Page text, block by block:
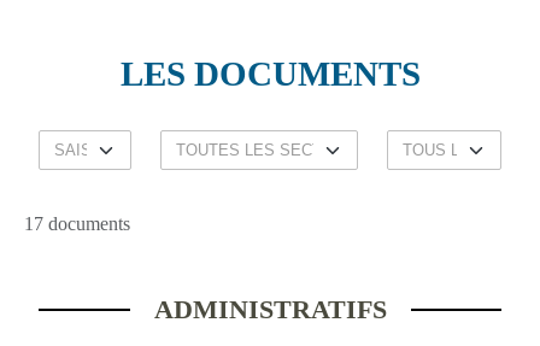
LES DOCUMENTS
17 documents
ADMINISTRATIFS